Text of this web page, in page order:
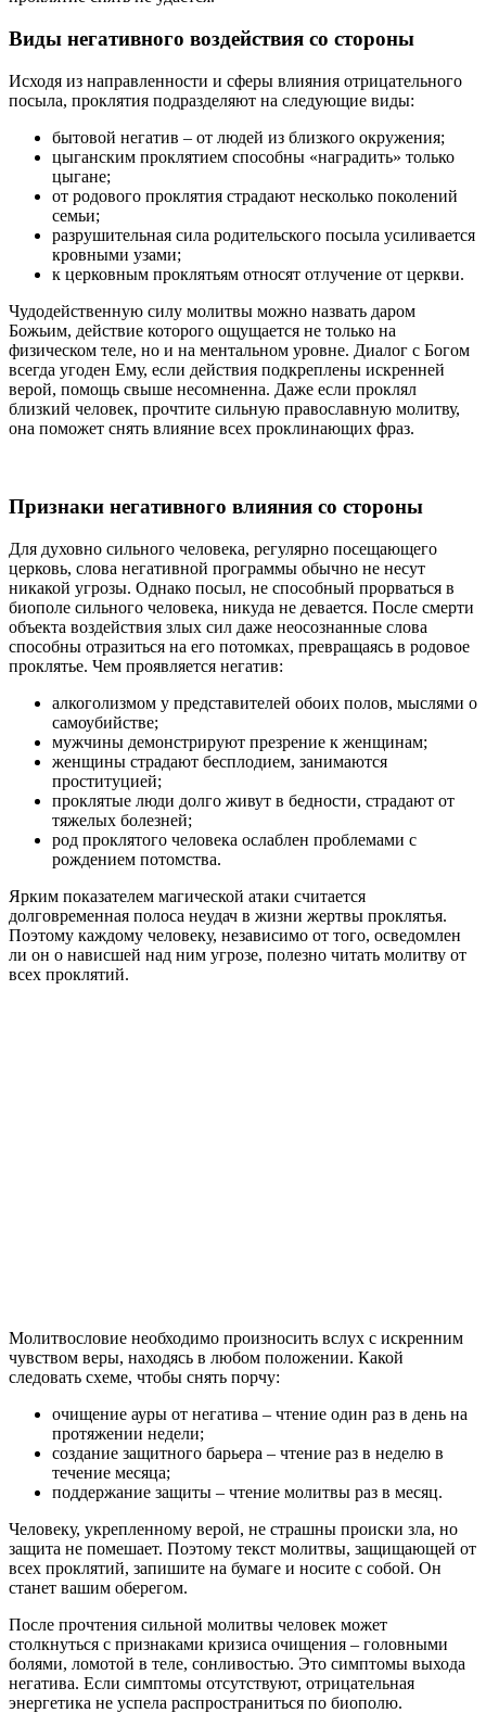
Виды негативного воздействия со стороны
Исходя из направленности и сферы влияния отрицательного
посыла, проклятия подразделяют на следующие виды:
бытовой негатив – от людей из близкого окружения;
цыганским проклятием способны «наградить» только
цыгане;
от родового проклятия страдают несколько поколений
семьи;
разрушительная сила родительского посыла усиливается
кровными узами;
к церковным проклятьям относят отлучение от церкви.
Чудодейственную силу молитвы можно назвать даром
Божьим, действие которого ощущается не только на
физическом теле, но и на ментальном уровне. Диалог с Богом
всегда угоден Ему, если действия подкреплены искренней
верой, помощь свыше несомненна. Даже если проклял
близкий человек, прочтите сильную православную молитву,
она поможет снять влияние всех проклинающих фраз.
Признаки негативного влияния со стороны
Для духовно сильного человека, регулярно посещающего
церковь, слова негативной программы обычно не несут
никакой угрозы. Однако посыл, не способный прорваться в
биополе сильного человека, никуда не девается. После смерти
объекта воздействия злых сил даже неосознанные слова
способны отразиться на его потомках, превращаясь в родовое
проклятье. Чем проявляется негатив:
алкоголизмом у представителей обоих полов, мыслями о
самоубийстве;
мужчины демонстрируют презрение к женщинам;
женщины страдают бесплодием, занимаются
проституцией;
проклятые люди долго живут в бедности, страдают от
тяжелых болезней;
род проклятого человека ослаблен проблемами с
рождением потомства.
Ярким показателем магической атаки считается
долговременная полоса неудач в жизни жертвы проклятья.
Поэтому каждому человеку, независимо от того, осведомлен
ли он о нависшей над ним угрозе, полезно читать молитву от
всех проклятий.
Молитвословие необходимо произносить вслух с искренним
чувством веры, находясь в любом положении. Какой
следовать схеме, чтобы снять порчу:
очищение ауры от негатива – чтение один раз в день на
протяжении недели;
создание защитного барьера – чтение раз в неделю в
течение месяца;
поддержание защиты – чтение молитвы раз в месяц.
Человеку, укрепленному верой, не страшны происки зла, но
защита не помешает. Поэтому текст молитвы, защищающей от
всех проклятий, запишите на бумаге и носите с собой. Он
станет вашим оберегом.
После прочтения сильной молитвы человек может
столкнуться с признаками кризиса очищения – головными
болями, ломотой в теле, сонливостью. Это симптомы выхода
негатива. Если симптомы отсутствуют, отрицательная
энергетика не успела распространиться по биополю.